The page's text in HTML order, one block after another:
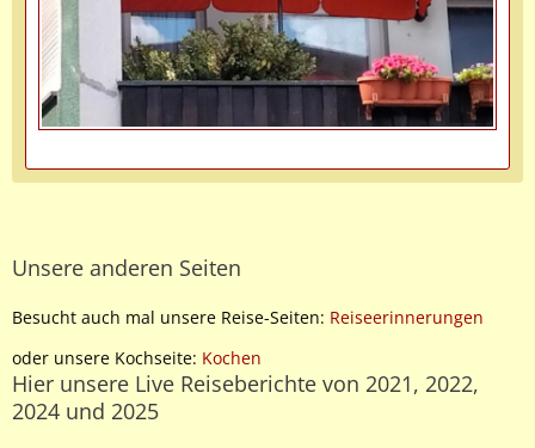
Unsere anderen Seiten
Besucht auch mal unsere Reise-Seiten: Reiseerinnerungen
oder unsere Kochseite: Kochen
Hier unsere Live Reiseberichte von 2021, 2022,
2024 und 2025